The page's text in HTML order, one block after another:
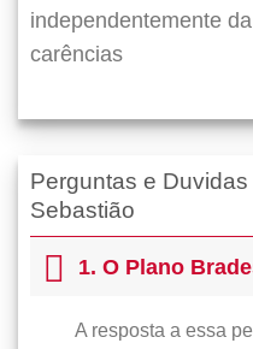
independentemente
carências
Perguntas e
Sebastião
1. O Plano
A resposta a essa